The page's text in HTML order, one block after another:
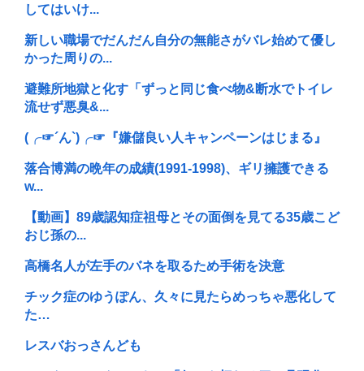
してはいけ...
新しい職場でだんだん自分の無能さがバレ始めて優し
かった周りの...
避難所地獄と化す「ずっと同じ食べ物&断水でトイレ
流せず悪臭&...
(╭☞´ん`)╭☞『嫌儲良い人キャンペーンはじまる』
落合博満の晩年の成績(1991-1998)、ギリ擁護できる
w...
【動画】89歳認知症祖母とその面倒を見てる35歳こど
おじ孫の...
高橋名人が左手のバネを取るため手術を決意
チック症のゆうぽん、久々に見たらめっちゃ悪化して
た…
レスバおっさんども